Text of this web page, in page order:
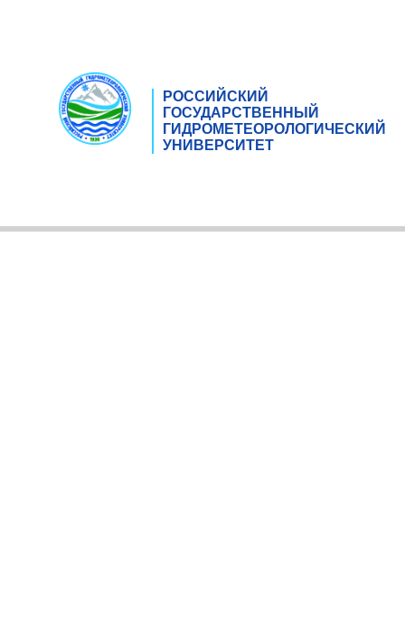
РОССИЙСКИЙ
ГОСУДАРСТВЕННЫЙ
ГИДРОМЕТЕОРОЛОГИЧЕСКИЙ
УНИВЕРСИТЕТ